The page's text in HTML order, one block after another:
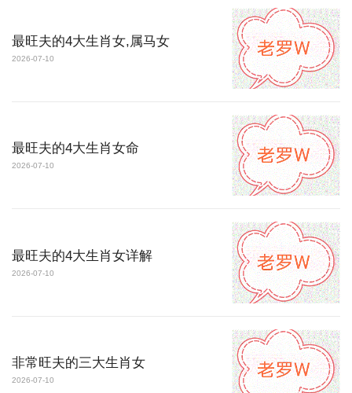
最旺夫的4大生肖女,属马女
2026-07-10
最旺夫的4大生肖女命
2026-07-10
最旺夫的4大生肖女详解
2026-07-10
非常旺夫的三大生肖女
2026-07-10